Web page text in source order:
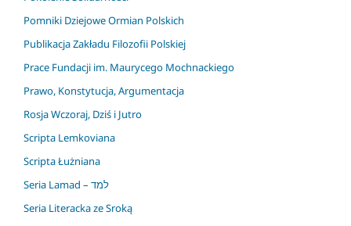
Pomniki Dziejowe Ormian Polskich
Publikacja Zakładu Filozofii Polskiej
Prace Fundacji im. Maurycego Mochnackiego
Prawo, Konstytucja, Argumentacja
Rosja Wczoraj, Dziś i Jutro
Scripta Lemkoviana
Scripta Łużniana
Seria Lamad – למד
Seria Literacka ze Sroką